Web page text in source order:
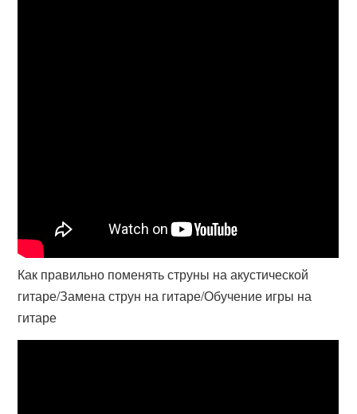
Как правильно поменять струны на акустической
гитаре/Замена струн на гитаре/Обучение игры на
гитаре